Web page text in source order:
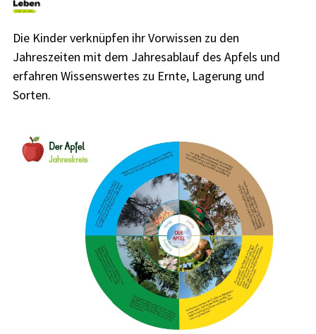
Die Kinder verknüpfen ihr Vorwissen zu den
Jahreszeiten mit dem Jahresablauf des Apfels und
erfahren Wissenswertes zu Ernte, Lagerung und
Sorten.